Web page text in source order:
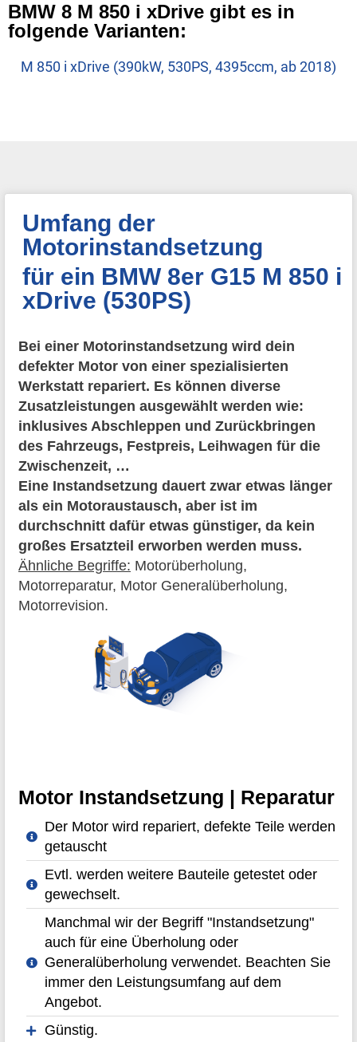
BMW 8 M 850 i xDrive gibt es in
folgende Varianten:
M 850 i xDrive (390kW, 530PS, 4395ccm, ab 2018)
Umfang der
Motorinstandsetzung
für ein BMW 8er G15 M 850 i
xDrive (530PS)
Bei einer Motorinstandsetzung wird dein
defekter Motor von einer spezialisierten
Werkstatt repariert. Es können diverse
Zusatzleistungen ausgewählt werden wie:
inklusives Abschleppen und Zurückbringen
des Fahrzeugs, Festpreis, Leihwagen für die
Zwischenzeit, …
Eine Instandsetzung dauert zwar etwas länger
als ein Motoraustausch, aber ist im
durchschnitt dafür etwas günstiger, da kein
großes Ersatzteil erworben werden muss.
Ähnliche Begriffe: Motorüberholung,
Motorreparatur, Motor Generalüberholung,
Motorrevision.
Motor Instandsetzung | Reparatur
Der Motor wird repariert, defekte Teile werden
getauscht
Evtl. werden weitere Bauteile getestet oder
gewechselt.
Manchmal wir der Begriff "Instandsetzung"
auch für eine Überholung oder
Generalüberholung verwendet. Beachten Sie
immer den Leistungsumfang auf dem
Angebot.
Günstig.